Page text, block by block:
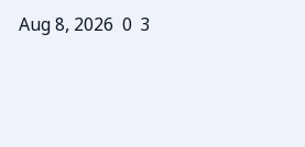
Aug 8, 2026 0 3